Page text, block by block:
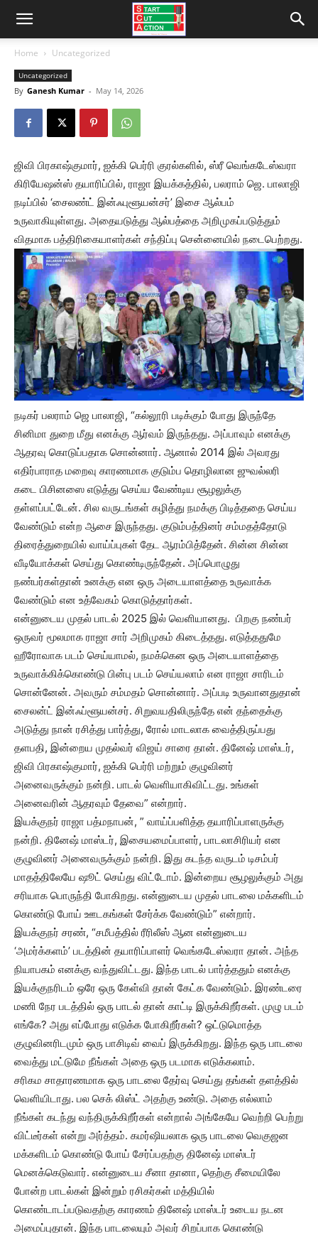
Home Uncategorized
Uncategorized
By Ganesh Kumar - May 14, 2026
ஜிவி பிரகாஷ்குமார், ஐக்கி பெர்ரி குரல்களில், ஸ்ரீ வெங்கடேஸ்வரா
கிரியேஷன்ஸ் தயாரிப்பில், ராஜா இயக்கத்தில், பலராம் ஜெ. பாலாஜி
நடிப்பில் ‘சைலண்ட் இன்ஃபுளூயன்சர்’ இசை ஆல்பம்
உருவாகியுள்ளது. அதையடுத்து ஆல்பத்தை அறிமுகப்படுத்தும்
விதமாக பத்திரிகையாளர்கள் சந்திப்பு சென்னையில் நடைபெற்றது.
நடிகர் பலராம் ஜெ பாலாஜி, “கல்லூரி படிக்கும் போது இருந்தே
சினிமா துறை மீது எனக்கு ஆர்வம் இருந்தது. அப்பாவும் எனக்கு
ஆதரவு கொடுப்பதாக சொன்னார். ஆனால் 2014 இல் அவரது
எதிர்பாராத மறைவு காரணமாக குடும்ப தொழிலான ஜுவல்லரி
கடை பிசினஸை எடுத்து செய்ய வேண்டிய சூழலுக்கு
தள்ளப்பட்டேன். சில வருடங்கள் கழித்து நமக்கு பிடித்ததை செய்ய
வேண்டும் என்ற ஆசை இருந்தது. குடும்பத்தினர் சம்மதத்தோடு
திரைத்துறையில் வாய்ப்புகள் தேட ஆரம்பித்தேன். சின்ன சின்ன
வீடியோக்கள் செய்து கொண்டிருந்தேன். அப்பொழுது
நண்பர்கள்தான் உனக்கு என ஒரு அடையாளத்தை உருவாக்க
வேண்டும் என உத்வேகம் கொடுத்தார்கள்.
என்னுடைய முதல் பாடல் 2025 இல் வெளியானது. பிறகு நண்பர்
ஒருவர் மூலமாக ராஜா சார் அறிமுகம் கிடைத்தது. எடுத்ததுமே
ஹீரோவாக படம் செய்யாமல், நமக்கென ஒரு அடையாளத்தை
உருவாக்கிக்கொண்டு பின்பு படம் செய்யலாம் என ராஜா சாரிடம்
சொன்னேன். அவரும் சம்மதம் சொன்னார். அப்படி உருவானதுதான்
சைலன்ட் இன்ஃப்ளூயன்சர். சிறுவயதிலிருந்தே என் தந்தைக்கு
அடுத்து நான் ரசித்து பார்த்து, ரோல் மாடலாக வைத்திருப்பது
தளபதி, இன்றைய முதல்வர் விஜய் சாரை தான். தினேஷ் மாஸ்டர்,
ஜிவி பிரகாஷ்குமார், ஐக்கி பெர்ரி மற்றும் குழுவினர்
அனைவருக்கும் நன்றி. பாடல் வெளியாகிவிட்டது. உங்கள்
அனைவரின் ஆதரவும் தேவை” என்றார்.
இயக்குநர் ராஜா பத்மநாபன், ” வாய்ப்பளித்த தயாரிப்பாளருக்கு
நன்றி. தினேஷ் மாஸ்டர், இசையமைப்பாளர், பாடலாசிரியர் என
குழுவினர் அனைவருக்கும் நன்றி. இது கடந்த வருடம் டிசம்பர்
மாதத்திலேயே ஷூட் செய்து விட்டோம். இன்றைய சூழலுக்கும் அது
சரியாக பொருந்தி போகிறது. என்னுடைய முதல் பாடலை மக்களிடம்
கொண்டு போய் ஊடகங்கள் சேர்க்க வேண்டும்” என்றார்.
இயக்குநர் சரண், “சமீபத்தில் ரீரிலீஸ் ஆன என்னுடைய
‘அமர்க்களம்’ படத்தின் தயாரிப்பாளர் வெங்கடேஸ்வரா தான். அந்த
நியாபகம் எனக்கு வந்துவிட்டது. இந்த பாடல் பார்த்ததும் எனக்கு
இயக்குநரிடம் ஒரே ஒரு கேள்வி தான் கேட்க வேண்டும். இரண்டரை
மணி நேர படத்தில் ஒரு பாடல் தான் காட்டி இருக்கிறீர்கள். முழு படம்
எங்கே? அது எப்போது எடுக்க போகிறீர்கள்? ஒட்டுமொத்த
குழுவினரிடமும் ஒரு பாசிடிவ் வைப் இருக்கிறது. இந்த ஒரு பாடலை
வைத்து மட்டுமே நீங்கள் அதை ஒரு படமாக எடுக்கலாம்.
சரிகம சாதாரணமாக ஒரு பாடலை தேர்வு செய்து தங்கள் தளத்தில்
வெளியிடாது. பல செக் லிஸ்ட் அதற்கு உண்டு. அதை எல்லாம்
நீங்கள் கடந்து வந்திருக்கிறீர்கள் என்றால் அங்கேயே வெற்றி பெற்று
விட்டீர்கள் என்று அர்த்தம். கமர்ஷியலாக ஒரு பாடலை வெகுஜன
மக்களிடம் கொண்டு போய் சேர்ப்பதற்கு தினேஷ் மாஸ்டர்
மெனக்கெடுவார். என்னுடைய சீனா தானா, தெற்கு சீமையிலே
போன்ற பாடல்கள் இன்றும் ரசிகர்கள் மத்தியில்
கொண்டாடப்படுவதற்கு காரணம் தினேஷ் மாஸ்டர் உடைய நடன
அமைப்புதான். இந்த பாடலையும் அவர் சிறப்பாக கொண்டு